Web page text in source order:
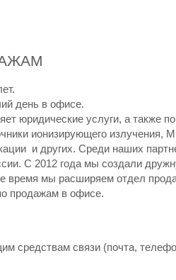
день в офисе.
юридические услуги, а также
ионизирующего
и других. Среди наших
С 2012 года мы создали
время мы расширяем отдел
продажам в офисе.
средствам связи (почта,